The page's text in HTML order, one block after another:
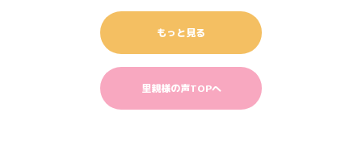
もっと見る
里親様の声TOPへ